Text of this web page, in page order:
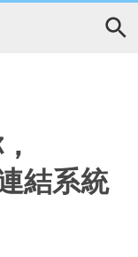
結系統